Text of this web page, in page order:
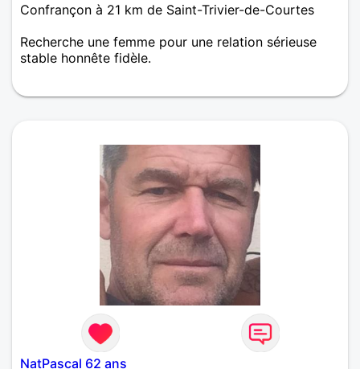
Confrançon à 21 km de Saint-Trivier-de-Courtes
Recherche une femme pour une relation sérieuse
stable honnête fidèle.
NatPascal 62 ans